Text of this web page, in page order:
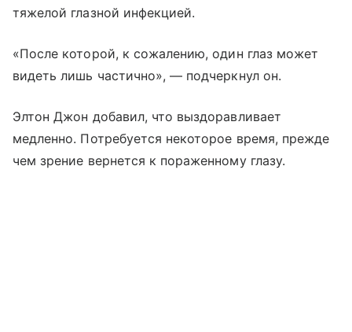
тяжелой глазной инфекцией.
«После которой, к сожалению, один глаз может
видеть лишь частично», — подчеркнул он.
Элтон Джон добавил, что выздоравливает
медленно. Потребуется некоторое время, прежде
чем зрение вернется к пораженному глазу.